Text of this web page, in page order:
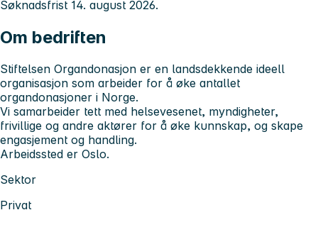
Søknadsfrist 14. august 2026.
Om bedriften
Stiftelsen Organdonasjon er en landsdekkende ideell
organisasjon som arbeider for å øke antallet
organdonasjoner i Norge.
Vi samarbeider tett med helsevesenet, myndigheter,
frivillige og andre aktører for å øke kunnskap, og skape
engasjement og handling.
Arbeidssted er Oslo.
Sektor
Privat